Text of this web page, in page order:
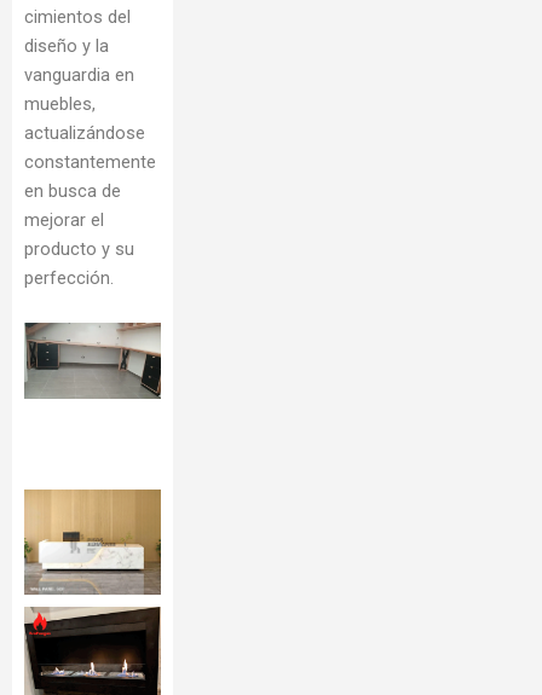
cimientos del
diseño y la
vanguardia en
muebles,
actualizándose
constantemente
en busca de
mejorar el
producto y su
perfección.